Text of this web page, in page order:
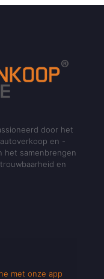
door het
en -
het samenbrengen
en
met onze app